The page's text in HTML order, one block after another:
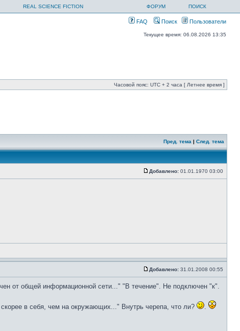
REAL SCIENCE FICTION ФОРУМ ПОИСК
FAQ Поиск Пользователи
Текущее время: 06.08.2026 13:35
Часовой пояс: UTC + 2 часа [ Летнее время ]
Пред. тема | След. тема
Добавлено: 01.01.1970 03:00
Добавлено: 31.01.2008 00:55
от общей информационной сети..." "В течение". Не подключен "к".
в себя, чем на окружающих..." Внутрь черепа, что ли? .